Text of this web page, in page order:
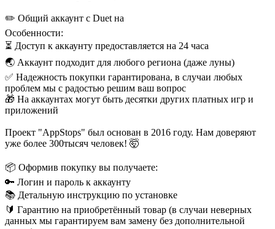
✏️ Общий аккаунт с Duet на
Особенности:
⏳ Доступ к аккаунту предоставляется на 24 часа
🌏 Аккаунт подходит для любого региона (даже луны)
✅ Надежность покупки гарантирована, в случаи любых
проблем мы с радостью решим ваш вопрос
🎁 На аккаунтах могут быть десятки других платных игр и
приложений
Проект "AppStops" был основан в 2016 году. Нам доверяют
уже более 300тысяч человек! 🤯
📦 Оформив покупку вы получаете:
🔑 Логин и пароль к аккаунту
📚 Детальную инструкцию по установке
🔰 Гарантию на приобретённый товар (в случаи неверных
данных мы гарантируем вам замену без дополнительной